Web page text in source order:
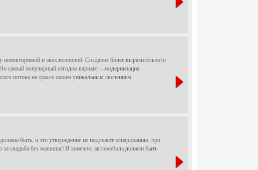
и эксклюзивной. Создание более выразительного
самый популярный сегодня вариант – модернизация
потока на трассе своим уникальным свечением.
быть, и это утверждение не подлежит оспариванию, при
свадьба без машины? И конечно, автомобиль должен быть